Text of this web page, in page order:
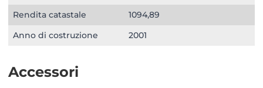
Rendita catastale
1094,89
Anno di costruzione
2001
Accessori